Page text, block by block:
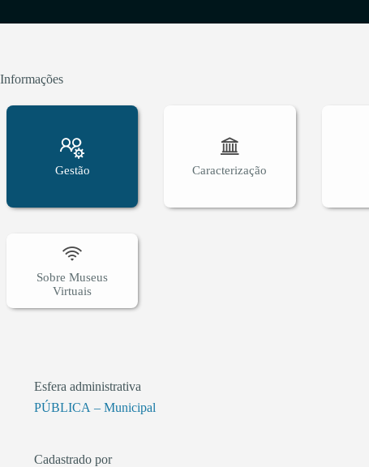
Informações
Gestão
Esfera administrativa
PÚBLICA – Municipal
Cadastrado por
Caracterização
Sobre Museus
Virtuais